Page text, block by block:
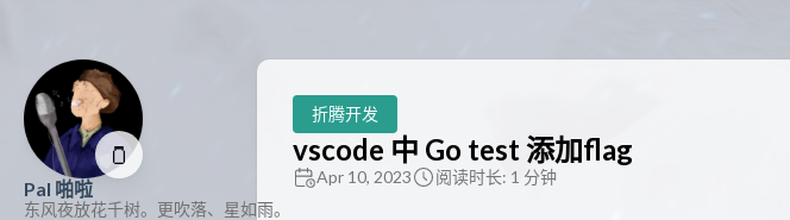
🫙
Pal 啪啦
东风夜放花千树。更吹落、星如雨。
折腾开发
vscode 中 Go test 添加flag
Apr 10, 2023 阅读时长: 1 分钟